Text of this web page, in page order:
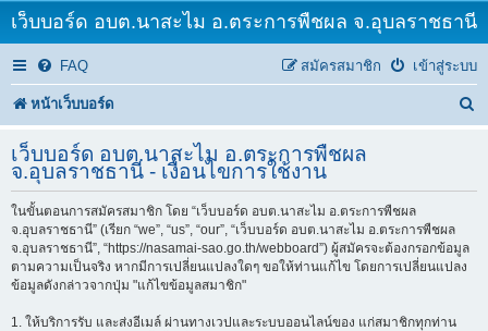
เว็บบอร์ด อบต.นาสะไม อ.ตระการพืชผล จ.อุบลราชธานี
FAQ เข้าสู่ระบบ
สมัครสมาชิก
หน้าเว็บบอร์ด
เว็บบอร์ด อบต.นาสะไม อ.ตระการพืชผล
จ.อุบลราชธานี - เงื่อนไขการใช้งาน
ในขั้นตอนการสมัครสมาชิก โดย “เว็บบอร์ด อบต.นาสะไม อ.ตระการพืชผล
จ.อุบลราชธานี” (เรียก “we”, “us”, “our”, “เว็บบอร์ด อบต.นาสะไม อ.ตระการพืชผล
จ.อุบลราชธานี”, “https://nasamai-sao.go.th/webboard”) ผู้สมัครจะต้องกรอกข้อมูล
ตามความเป็นจริง หากมีการเปลี่ยนแปลงใดๆ ขอให้ท่านแก้ไข โดยการเปลี่ยนแปลง
ข้อมูลดังกล่าวจากปุ่ม "แก้ไขข้อมูลสมาชิก"
1. ให้บริการรับ และส่งอีเมล์ ผ่านทางเวปและระบบออนไลน์ของ แก่สมาชิกทุกท่าน